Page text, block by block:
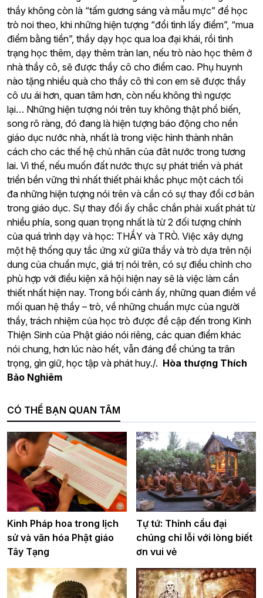
Hòa thượng Thích
Bảo Nghiêm
CÓ THỂ BẠN QUAN TÂM
Kinh Pháp hoa trong lịch
sử và văn hóa Phật giáo
Tây Tạng
Tự tứ: Thỉnh cầu đại
chúng chỉ lỗi với lòng biết
ơn vui vẻ